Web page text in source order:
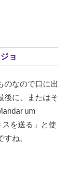
ョ
のなので口に出
後に、またはそ
um
スを送る」と使
ね。